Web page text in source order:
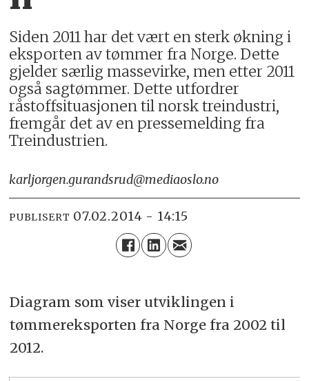
Siden 2011 har det vært en sterk økning i
eksporten av tømmer fra Norge. Dette
gjelder særlig massevirke, men etter 2011
også sagtømmer. Dette utfordrer
råstoffsituasjonen til norsk treindustri,
fremgår det av en pressemelding fra
Treindustrien.
karljorgen.gurandsrud@mediaoslo.no
PUBLISERT 07.02.2014 - 14:15
Diagram som viser utviklingen i
tømmereksporten fra Norge fra 2002 til
2012.